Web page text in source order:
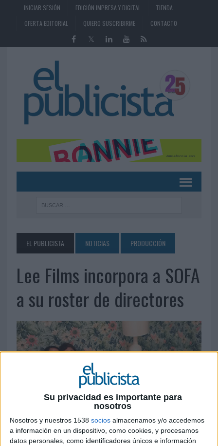
Su privacidad es importante para
nosotros
Nosotros y nuestros 1538 socios almacenamos y/o accedemos
a información en un dispositivo, como cookies, y procesamos
datos personales, como identificadores únicos e información
INICIAR SESIÓN EDICIÓN IMPRESA Y DIGITAL
TIENDA
OFERTA EDITORIAL
QUIERO SUSCRIBIRME CONTACTO
EL PUBLICISTA NOTICIAS PRODUCCIÓN
Lee Films incorpora a SOFA
a su roster de directores